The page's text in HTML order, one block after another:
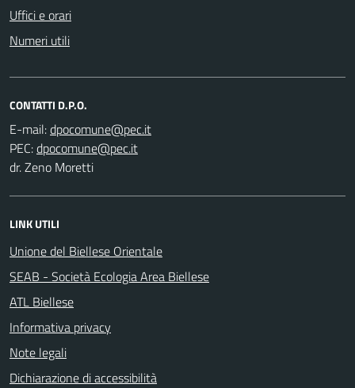
Uffici e orari
Numeri utili
CONTATTI D.P.O.
E-mail:
PEC:
dr. Zeno Moretti
LINK UTILI
Unione del Biellese Orientale
SEAB - Società Ecologia Area Biellese
ATL Biellese
Informativa privacy
Note legali
Dichiarazione di accessibilità